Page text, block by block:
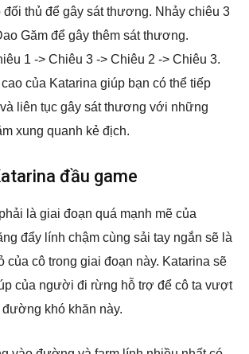
đối thủ để gây sát thương. Nhảy chiêu 3
Găm để gây thêm sát thương.
1 -> Chiêu 3 -> Chiêu 2 -> Chiêu 3.
của Katarina giúp bạn có thể tiếp
liên tục gây sát thương với những
xung quanh kẻ địch.
đầu game
là giai đoạn quá mạnh mẽ của
đẩy lính chậm cùng sải tay ngắn sẽ là
của cô trong giai đoạn này. Katarina sẽ
của người đi rừng hỗ trợ để cô ta vượt
khó khăn này.